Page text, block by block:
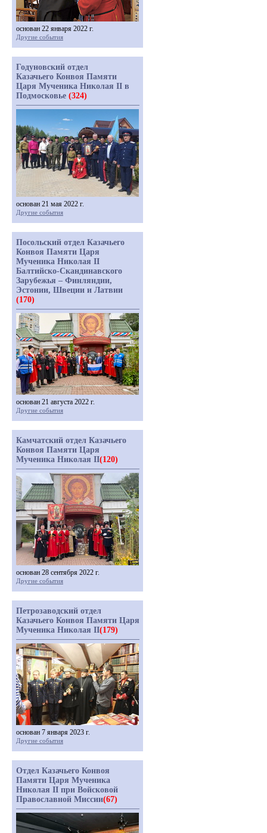
основан 22 января 2022 г.
Другие события
Годуновский отдел
Казачьего Конвоя Памяти
Царя Мученика Николая II в
Подмосковье (324)
основан 21 мая 2022 г.
Другие события
Посольский отдел Казачьего
Конвоя Памяти Царя
Мученика Николая II
Балтийско-Скандинавского
Зарубежья – Финляндии,
Эстонии, Швеции и Латвии
(170)
основан 21 августа 2022 г.
Другие события
Камчатский отдел Казачьего
Конвоя Памяти Царя
Мученика Николая II(120)
основан 28 сентября 2022 г.
Другие события
Петрозаводский отдел
Казачьего Конвоя Памяти Царя
Мученика Николая II(179)
основан 7 января 2023 г.
Другие события
Отдел Казачьего Конвоя
Памяти Царя Мученика
Николая II при Войсковой
Православной Миссии(67)